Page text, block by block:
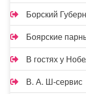
Борский
Боярские
В гостях у
В. А. Ш-сервис